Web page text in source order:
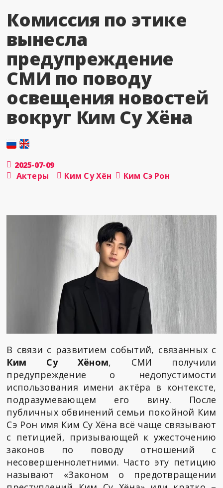
Комиссия по этике
вынесла
предупреждение
СМИ по поводу
освещения новостей
вокруг Ким Су Хёна
2025-07-09
Актеры
Ким Су Хён Ким Сэ Рон
В связи с развитием событий, связанных с
Ким Су Хёном, СМИ получили
предупреждение о недопустимости
использования имени актёра в контексте,
подразумевающем его вину. После
публичных обвинений семьи покойной Ким
Сэ Рон имя Ким Су Хёна всё чаще связывают
с петицией, призывающей к ужесточению
законов по поводу отношений с
несовершеннолетними. Часто эту петицию
называют «Законом о предотвращении